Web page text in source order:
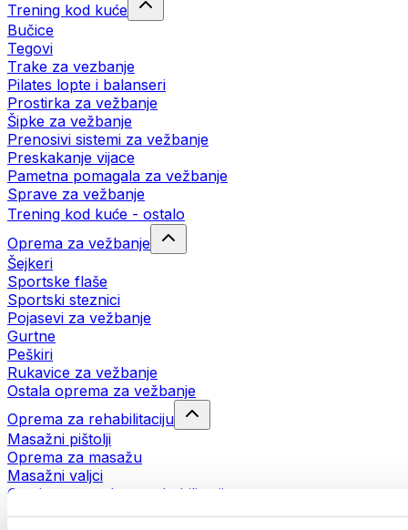
Trening kod kuće
Bučice
Tegovi
Trake za vezbanje
Pilates lopte i balanseri
Prostirka za vežbanje
Šipke za vežbanje
Prenosivi sistemi za vežbanje
Preskakanje vijace
Pametna pomagala za vežbanje
Sprave za vežbanje
Trening kod kuće - ostalo
Oprema za vežbanje
Šejkeri
Sportske flaše
Sportski steznici
Pojasevi za vežbanje
Gurtne
Peškiri
Rukavice za vežbanje
Ostala oprema za vežbanje
Oprema za rehabilitaciju
Masažni pištolji
Oprema za masažu
Masažni valjci
Ostala pomagala za rehabilitaciju
Torbe i rančevi